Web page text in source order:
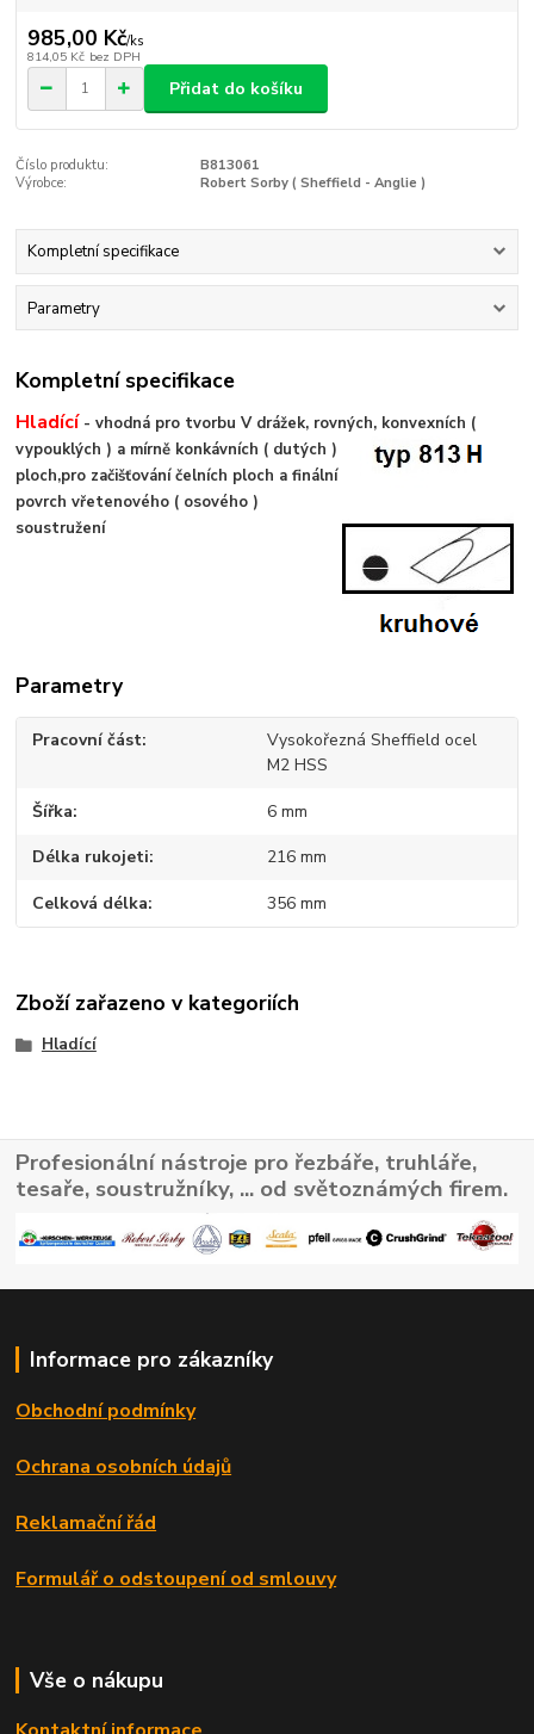
985,00 Kč/ks
814,05 Kč bez DPH
Přidat do košíku
Číslo produktu:
B813061
Výrobce:
Robert Sorby ( Sheffield - Anglie )
Kompletní specifikace
Parametry
Kompletní specifikace
Hladící - vhodná pro tvorbu V drážek, rovných, konvexních (
vypouklých ) a mírně konkávních ( dutých )
ploch,pro začišťování čelních ploch a finální
povrch vřetenového ( osového )
soustružení
Parametry
Pracovní část
Vysokořezná Sheffield ocel
M2 HSS
Šířka 6 mm
Délka rukojeti 216 mm
Celková délka 356 mm
Zboží zařazeno v kategoriích
Hladící
Profesionální nástroje pro řezbáře, truhláře,
tesaře, soustružníky, ... od světoznámých firem.
Informace pro zákazníky
Obchodní podmínky
Ochrana osobních údajů
Reklamační řád
Formulář o odstoupení od smlouvy
Vše o nákupu